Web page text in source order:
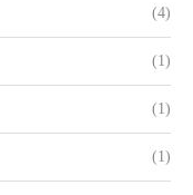
(4)
(1)
(1)
(1)